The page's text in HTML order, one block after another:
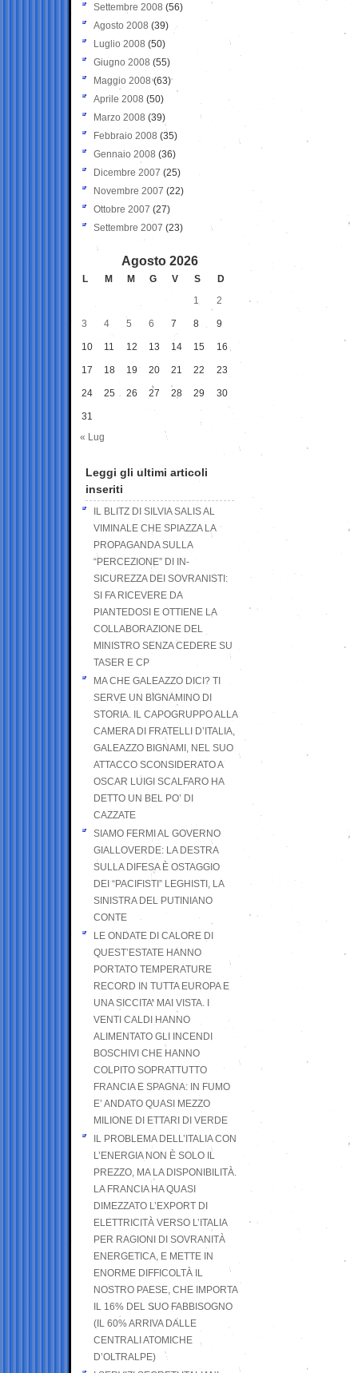
Settembre 2008 (56)
Agosto 2008 (39)
Luglio 2008 (50)
Giugno 2008 (55)
Maggio 2008(63)
Aprile 2008 (50)
Marzo 2008 (39)
Febbraio 2008 (35)
Gennaio 2008 (36)
Dicembre 2007 (25)
Novembre 2007 (22)
Ottobre 2007 (27)
Settembre 2007 (23)
Agosto 2026
L M M G V S
D
1
2
3 4 5 6 7 8 9
10 11 12 13 14 15 16
17 18 19 20 21 22 23
24 25 26 27 28 29 30
31
« Lug
Leggi gli ultimi articoli
inseriti
IL BLITZ DI SILVIA SALIS AL
VIMINALE CHE SPIAZZA LA
PROPAGANDA SULLA
“PERCEZIONE” DI IN-
SICUREZZA DEI SOVRANISTI:
SI FA RICEVERE DA
PIANTEDOSI E OTTIENE LA
COLLABORAZIONE DEL
MINISTRO SENZA CEDERE SU
TASER E CP
MA CHE GALEAZZO DICI? TI
SERVE UN BIGNAMINO DI
STORIA. IL CAPOGRUPPO ALLA
CAMERA DI FRATELLI D’ITALIA,
GALEAZZO BIGNAMI, NEL SUO
ATTACCO SCONSIDERATO A
OSCAR LUIGI SCALFARO HA
DETTO UN BEL PO’ DI
CAZZATE
SIAMO FERMI AL GOVERNO
GIALLOVERDE: LA DESTRA
SULLA DIFESA È OSTAGGIO
DEI “PACIFISTI” LEGHISTI, LA
SINISTRA DEL PUTINIANO
CONTE
LE ONDATE DI CALORE DI
QUEST’ESTATE HANNO
PORTATO TEMPERATURE
RECORD IN TUTTA EUROPA E
UNA SICCITA’ MAI VISTA. I
VENTI CALDI HANNO
ALIMENTATO GLI INCENDI
BOSCHIVI CHE HANNO
COLPITO SOPRATTUTTO
FRANCIA E SPAGNA: IN FUMO
E’ ANDATO QUASI MEZZO
MILIONE DI ETTARI DI VERDE
IL PROBLEMA DELL’ITALIA CON
L’ENERGIA NON È SOLO IL
PREZZO, MA LA DISPONIBILITÀ.
LA FRANCIA HA QUASI
DIMEZZATO L’EXPORT DI
ELETTRICITÀ VERSO L’ITALIA
PER RAGIONI DI SOVRANITÀ
ENERGETICA, E METTE IN
ENORME DIFFICOLTÀ IL
NOSTRO PAESE, CHE IMPORTA
IL 16% DEL SUO FABBISOGNO
(IL 60% ARRIVA DALLE
CENTRALI ATOMICHE
D’OLTRALPE)